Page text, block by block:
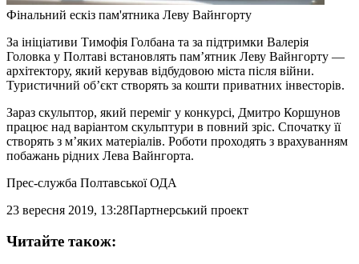
Фінальний ескіз пам'ятника Леву Вайнгорту
За ініціативи Тимофія Голбана та за підтримки Валерія
Головка у Полтаві встановлять пам’ятник Леву Вайнгорту —
архітектору, який керував відбудовою міста після війни.
Туристичний об’єкт створять за кошти приватних інвесторів.
Зараз скульптор, який переміг у конкурсі, Дмитро Коршунов
працює над варіантом скульптури в повний зріс. Спочатку її
створять з м’яких матеріалів. Роботи проходять з врахуванням
побажань рідних Лева Вайнгорта.
Прес-служба Полтавської ОДА
23 вересня 2019, 13:28Партнерський проект
Читайте також: